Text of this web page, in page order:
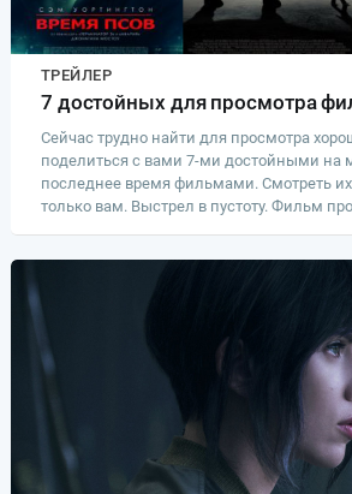
ТРЕЙЛЕР
7 достойных для просмотра
Сейчас трудно найти для просмотра
поделиться с вами 7-ми достойными на
последнее время фильмами. Смотреть
только вам. Выстрел в пустоту. Фильм